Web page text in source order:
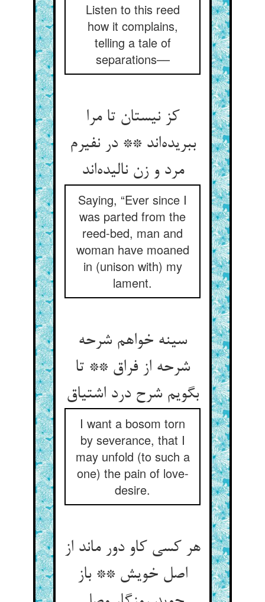
Listen to this reed
how it complains,
telling a tale of
separations––
کز نیستان تا مرا
ببریده‌‌اند ** در نفیرم
مرد و زن نالیده‌‌اند
Saying, “Ever since I
was parted from the
reed-bed, man and
woman have moaned
in (unison with) my
lament.
سینه خواهم شرحه
شرحه از فراق ** تا
I want a bosom torn
by severance, that I
may unfold (to such a
one) the pain of love-
desire.
هر کسی کاو دور ماند از
اصل خویش ** باز